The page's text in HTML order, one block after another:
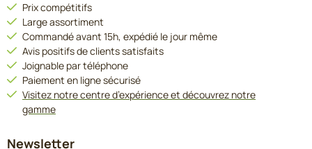
Prix compétitifs
Large assortiment
Commandé avant 15h, expédié le jour même
Avis positifs de clients satisfaits
Joignable par téléphone
Paiement en ligne sécurisé
Visitez notre centre d’expérience et découvrez notre
gamme
Newsletter